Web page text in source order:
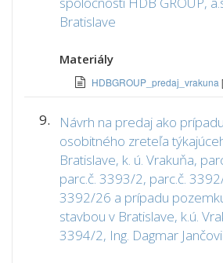
Bratislave
Materiály
HDBGROUP_predaj_vrakuna
9.
Návrh na predaj ako
osobitného zreteľa
Bratislave, k. ú. Vrakuňa,
parc.č. 3393/2, parc.č.
3392/26 a prípadu
stavbou v Bratislave, k.ú.
3394/2, Ing. Dagmar